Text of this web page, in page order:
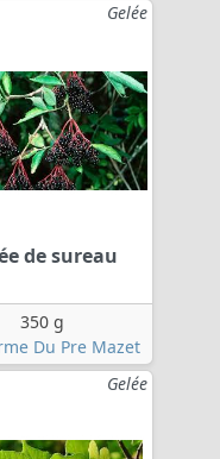
Gelée
de sureau
350 g
Du Pre Mazet
Gelée